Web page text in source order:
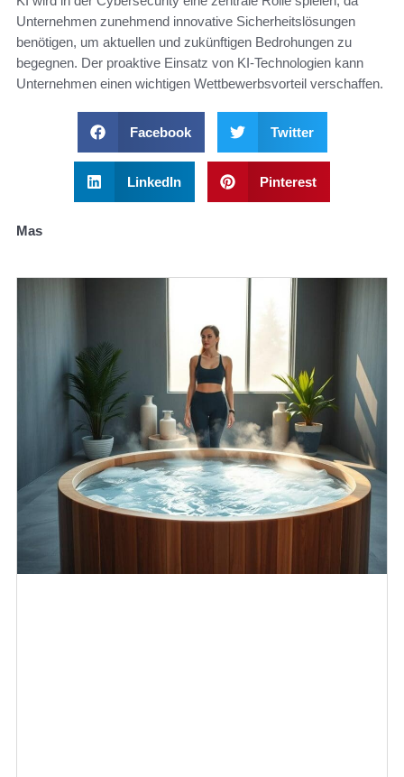
Unternehmen zunehmend innovative Sicherheitslösungen
benötigen, um aktuellen und zukünftigen Bedrohungen zu
begegnen. Der proaktive Einsatz von KI-Technologien kann
Unternehmen einen wichtigen Wettbewerbsvorteil verschaffen.
Facebook Twitter
LinkedIn Pinterest
Mas